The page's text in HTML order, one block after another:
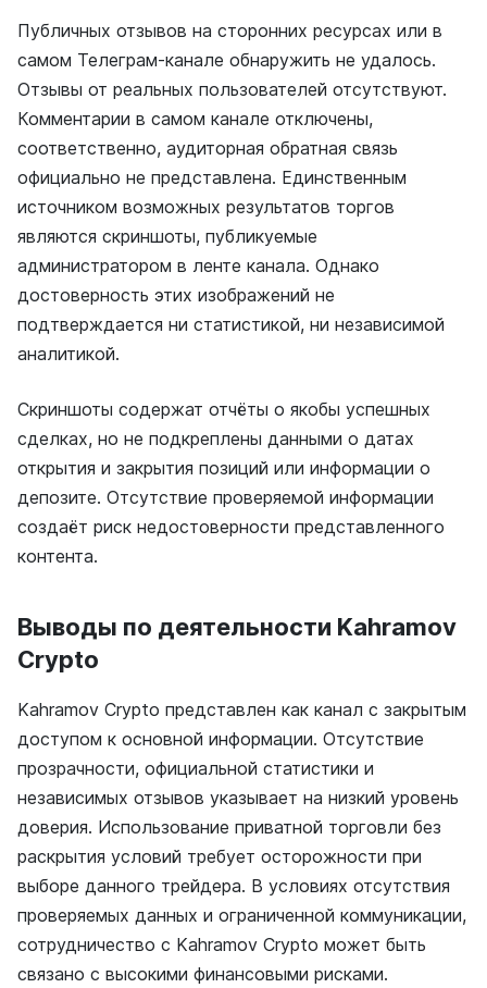
Публичных отзывов на сторонних ресурсах или в
самом Телеграм-канале обнаружить не удалось.
Отзывы от реальных пользователей отсутствуют.
Комментарии в самом канале отключены,
соответственно, аудиторная обратная связь
официально не представлена. Единственным
источником возможных результатов торгов
являются скриншоты, публикуемые
администратором в ленте канала. Однако
достоверность этих изображений не
подтверждается ни статистикой, ни независимой
аналитикой.
Скриншоты содержат отчёты о якобы успешных
сделках, но не подкреплены данными о датах
открытия и закрытия позиций или информации о
депозите. Отсутствие проверяемой информации
создаёт риск недостоверности представленного
контента.
Выводы по деятельности Kahramov
Crypto
Kahramov Crypto представлен как канал с закрытым
доступом к основной информации. Отсутствие
прозрачности, официальной статистики и
независимых отзывов указывает на низкий уровень
доверия. Использование приватной торговли без
раскрытия условий требует осторожности при
выборе данного трейдера. В условиях отсутствия
проверяемых данных и ограниченной коммуникации,
сотрудничество с Kahramov Crypto может быть
связано с высокими финансовыми рисками.